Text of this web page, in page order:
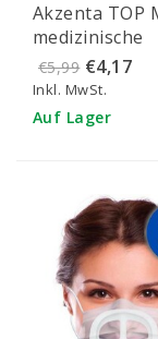
Akzenta TOP
medizinische
Mundmasken
FMEB2AZ-B
€5,99 €4,17
Inkl. MwSt.
Auf Lager